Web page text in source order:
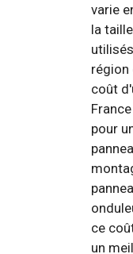
varie
la
région
coût
pour
ce
un